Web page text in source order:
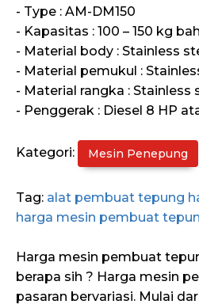
- Type : AM-DM150
- Kapasitas : 100 – 150 kg
- Material body : Stainless
- Material pemukul :
- Material rangka : Stainless
- Penggerak : Diesel 8 HP
Kategori: Mesin Penepung
Tag: alat pembuat tepung
harga mesin pembuat
Harga mesin pembuat
berapa sih ? Harga mesin
pasaran bervariasi. Mulai